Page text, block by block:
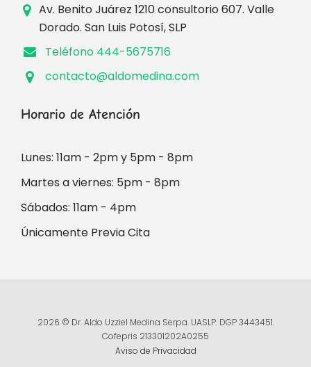
Av. Benito Juárez 1210 consultorio 607. Valle
Dorado. San Luis Potosí, SLP
Teléfono 444-5675716
contacto@aldomedina.com
Horario de Atención
Lunes: 11am - 2pm y 5pm - 8pm
Martes a viernes: 5pm - 8pm
Sábados: 11am - 4pm
Únicamente Previa Cita
2026 © Dr. Aldo Uzziel Medina Serpa. UASLP. DGP 3443451.
Cofepris 213301202A0255
Aviso de Privacidad